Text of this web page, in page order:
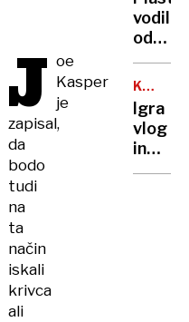
J oe
Kasper
je
zapisal,
da
bodo
tudi
na
ta
način
iskali
krivca
ali
proti
in
skrajni
desnici
vodil
od
do
cilja
KAJA
Igra
vlog
in